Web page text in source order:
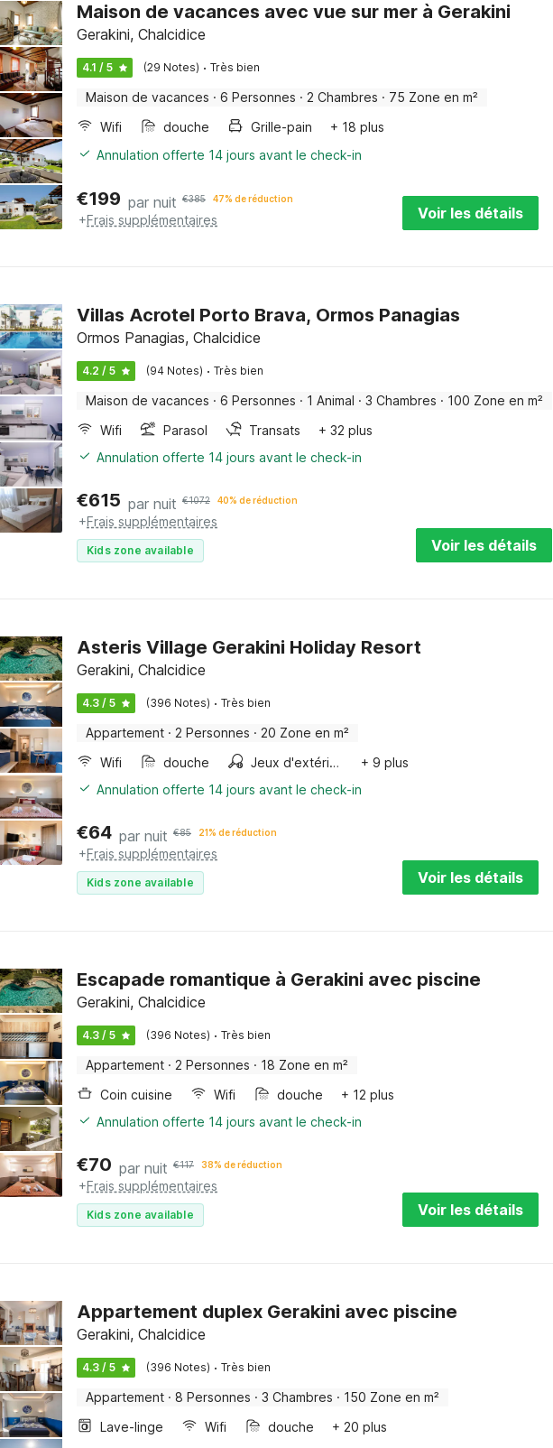
Maison de vacances avec vue sur mer à Gerakini
Gerakini, Chalcidice
4.1 / 5 (29 Notes) · Très bien
Maison de vacances · 6 Personnes · 2 Chambres · 75 Zone en m²
Wifi
douche Grille-pain
+ 18 plus
Annulation offerte 14 jours avant le check-in
€199 par nuit €385 47% de réduction
+Frais supplémentaires Voir les détails
Villas Acrotel Porto Brava, Ormos Panagias
Ormos Panagias, Chalcidice
4.2 / 5 (94 Notes) · Très bien
Maison de vacances · 6 Personnes · 1 Animal · 3 Chambres · 100 Zone en m²
Wifi
Parasol Transats
+ 32 plus
Annulation offerte 14 jours avant le check-in
€615 par nuit €1072 40% de réduction
+Frais supplémentaires
Kids zone available Voir les détails
Asteris Village Gerakini Holiday Resort
Gerakini, Chalcidice
4.3 / 5 (396 Notes) · Très bien
Appartement · 2 Personnes · 20 Zone en m²
Wifi
douche Jeux d'extérieur
+ 9 plus
Annulation offerte 14 jours avant le check-in
€64 par nuit €85 21% de réduction
+Frais supplémentaires
Kids zone available Voir les détails
Escapade romantique à Gerakini avec piscine
Gerakini, Chalcidice
4.3 / 5 (396 Notes) · Très bien
Appartement · 2 Personnes · 18 Zone en m²
Coin cuisine
Wifi douche
+ 12 plus
Annulation offerte 14 jours avant le check-in
€70 par nuit €117 38% de réduction
+Frais supplémentaires
Kids zone available Voir les détails
Appartement duplex Gerakini avec piscine
Gerakini, Chalcidice
4.3 / 5 (396 Notes) · Très bien
Appartement · 8 Personnes · 3 Chambres · 150 Zone en m²
Lave-linge
Wifi douche
+ 20 plus